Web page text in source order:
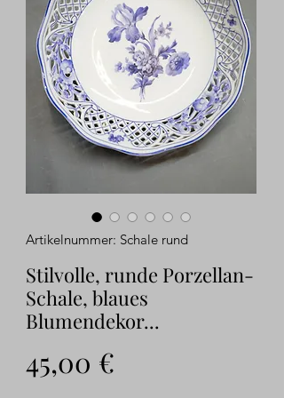
Artikelnummer: Schale rund
Stilvolle, runde Porzellan-
Schale, blaues
Blumendekor...
45,00 €